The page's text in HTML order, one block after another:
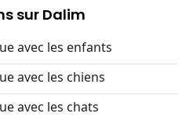
sur Dalim
avec les enfants
avec les chiens
avec les chats